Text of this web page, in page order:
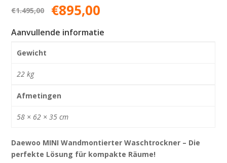
€1.495,00 Oorspronkelijke
prijs
was:
€895,00
is:
Aanvullende informatie
Gewicht
22 kg
Afmetingen
58 × 62 × 35 cm
Daewoo MINI Wandmontierter Waschtrockner – Die
perfekte Lösung für kompakte Räume!